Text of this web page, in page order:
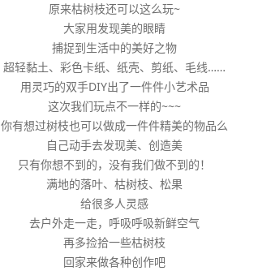
原来枯树枝还可以这么玩~
大家用发现美的眼睛
捕捉到生活中的美好之物
超轻黏土、彩色卡纸、纸壳、剪纸、毛线……
用灵巧的双手DIY出了一件件小艺术品
这次我们玩点不一样的~~~
你有想过树枝也可以做成一件件精美的物品么
自己动手去发现美、创造美
只有你想不到的，没有我们做不到的！
满地的落叶、枯树枝、松果
给很多人灵感
去户外走一走，呼吸呼吸新鲜空气
再多捡拾一些枯树枝
回家来做各种创作吧